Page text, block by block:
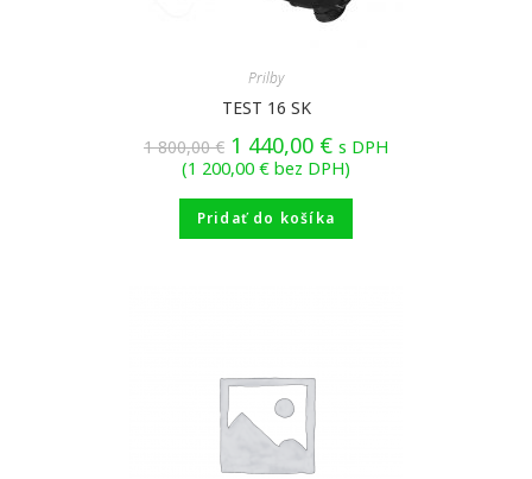
Prilby
TEST 16 SK
1 800,00€ 1 440,00 € s DPH
(1 200,00 € bez DPH)
Pridať do košíka